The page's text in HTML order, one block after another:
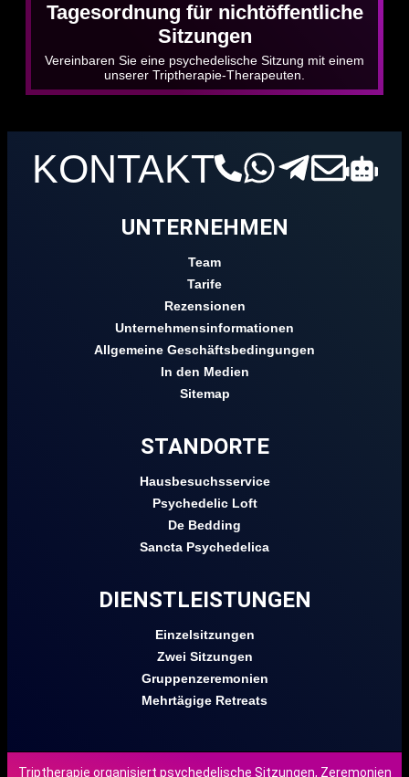
Tagesordnung für nichtöffentliche
Sitzungen
Vereinbaren Sie eine psychedelische Sitzung mit einem
unserer Triptherapie-Therapeuten.
KONTAKT
UNTERNEHMEN
Team
Tarife
Rezensionen
Unternehmensinformationen
Allgemeine Geschäftsbedingungen
In den Medien
Sitemap
STANDORTE
Hausbesuchsservice
Psychedelic Loft
De Bedding
Sancta Psychedelica
DIENSTLEISTUNGEN
Einzelsitzungen
Zwei Sitzungen
Gruppenzeremonien
Mehrtägige Retreats
Triptherapie organisiert psychedelische Sitzungen, Zeremonien